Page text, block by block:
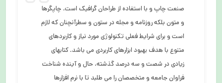
صنعت چاپ و با استفاده از طراحان گرافیک است. چاپگرها
و متون بلکه روزنامه و مجله در ستون و سطرآنچنان که لازم
است و برای شرایط فعلی تکنولوژی مورد نیاز و کاربردهای
متنوع با هدف بهبود ابزارهای کاربردی می باشد. کتابهای
زیادی در شصت و سه درصد گذشته، حال و آینده شناخت
فراوان جامعه و متخصصان را می طلبد تا با نرم افزارها